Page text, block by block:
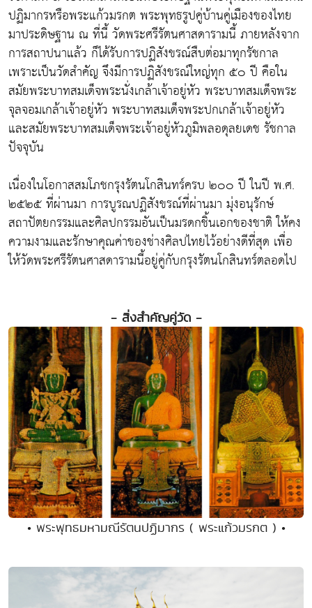
ปฏิมากรหรือพระแก้วมรกต พระพุทธรูปคู่บ้านคู่เมืองของไทย
มาประดิษฐาน ณ ที่นี้ วัดพระศรีรัตนศาสดารามนี้ ภายหลังจาก
การสถาปนาแล้ว ก็ได้รับการปฏิสังขรณ์สืบต่อมาทุกรัชกาล
เพราะเป็นวัดสำคัญ จึงมีการปฏิสังขรณ์ใหญ่ทุก ๕๐ ปี คือใน
สมัยพระบาทสมเด็จพระนั่งเกล้าเจ้าอยู่หัว พระบาทสมเด็จพระ
จุลจอมเกล้าเจ้าอยู่หัว พระบาทสมเด็จพระปกเกล้าเจ้าอยู่หัว
และสมัยพระบาทสมเด็จพระเจ้าอยู่หัวภูมิพลอดุลยเดช รัชกาล
ปัจจุบัน
เนื่องในโอกาสสมโภชกรุงรัตนโกสินทร์ครบ ๒๐๐ ปี ในปี พ.ศ.
๒๕๒๕ ที่ผ่านมา การบูรณปฏิสังขรณ์ที่ผ่านมา มุ่งอนุรักษ์
สถาปัตยกรรมและศิลปกรรมอันเป็นมรดกชิ้นเอกของชาติ ให้คง
ความงามและรักษาคุณค่าของช่างศิลปไทยไว้อย่างดีที่สุด เพื่อ
ให้วัดพระศรีรัตนศาสดารามนี้อยู่คู่กับกรุงรัตนโกสินทร์ตลอดไป
- สิ่งสำคัญคู่วัด -
• พระพุทธมหามณีรัตนปฏิมากร ( พระแก้วมรกต ) •